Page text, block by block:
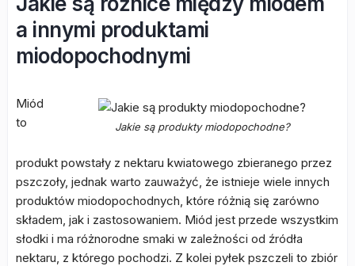
a innymi produktami
miodopochodnymi
Jakie są produkty miodopochodne?
Miód
to
produkt powstały z nektaru kwiatowego zbieranego przez
pszczoły, jednak warto zauważyć, że istnieje wiele innych
produktów miodopochodnych, które różnią się zarówno
składem, jak i zastosowaniem. Miód jest przede wszystkim
słodki i ma różnorodne smaki w zależności od źródła
nektaru, z którego pochodzi. Z kolei pyłek pszczeli to zbiór